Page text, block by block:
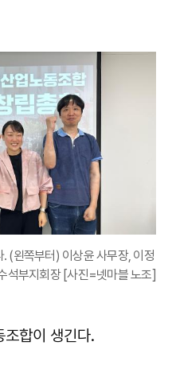
(왼쪽부터) 이상윤 사무장, 이정
석부지회장 [사진=넷마블 노조]
조합이 생긴다.